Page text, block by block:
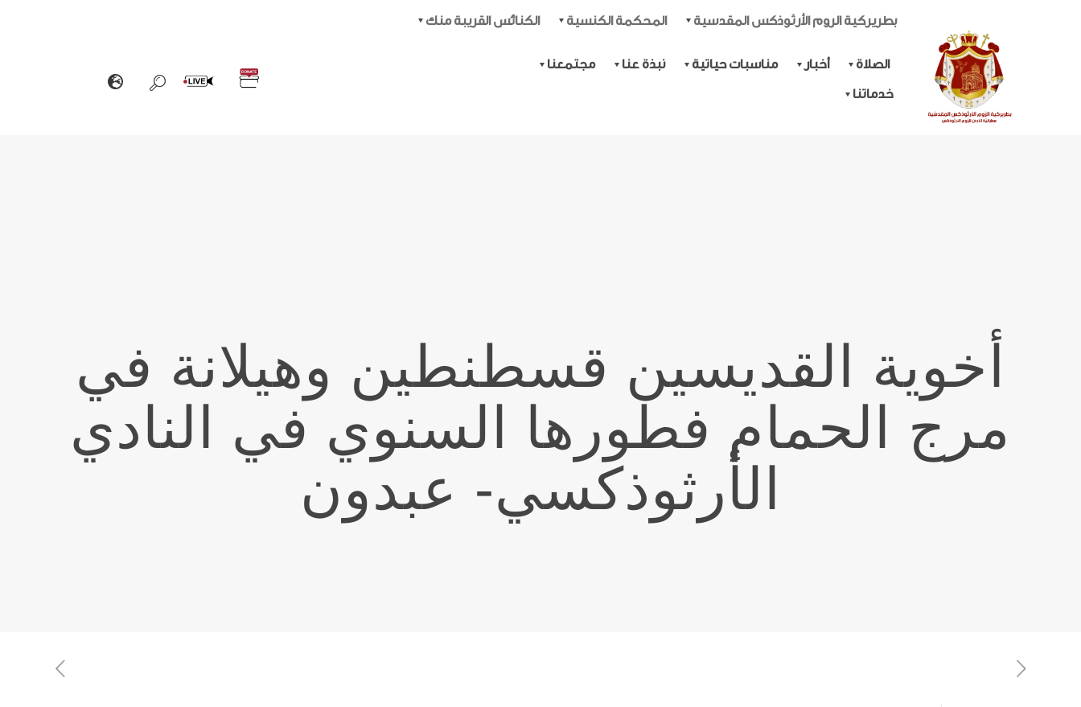
بطريركية الروم الأرثوذكس المقدسية المحكمة الكنسية الكنائس القريبة منك
الصلاة أخبار مناسبات حياتية نبذة عنا مجتمعنا
خدماتنا
أخوية القديسين قسطنطين وهيلانة في
مرج الحمام فطورها السنوي في النادي
الأرثوذكسي- عبدون